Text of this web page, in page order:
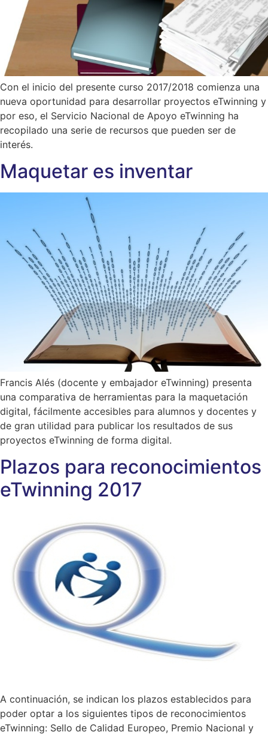
Con el inicio del presente curso 2017/2018 comienza una
nueva oportunidad para desarrollar proyectos eTwinning y
por eso, el Servicio Nacional de Apoyo eTwinning ha
recopilado una serie de recursos que pueden ser de
interés.
Maquetar es inventar
Francis Alés (docente y embajador eTwinning) presenta
una comparativa de herramientas para la maquetación
digital, fácilmente accesibles para alumnos y docentes y
de gran utilidad para publicar los resultados de sus
proyectos eTwinning de forma digital.
Plazos para reconocimientos
eTwinning 2017
A continuación, se indican los plazos establecidos para
poder optar a los siguientes tipos de reconocimientos
eTwinning: Sello de Calidad Europeo, Premio Nacional y